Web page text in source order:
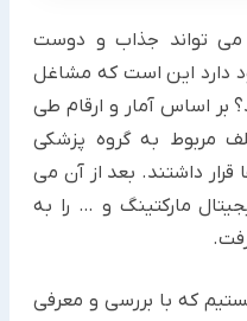
می تواند جذاب و دوست
دارد این است که مشاغل
بر اساس آمار و ارقام طی
مربوط به گروه پزشکی
قرار داشتند. بعد از آن می
مارکتینگ و … را به
که با بررسی و معرفی